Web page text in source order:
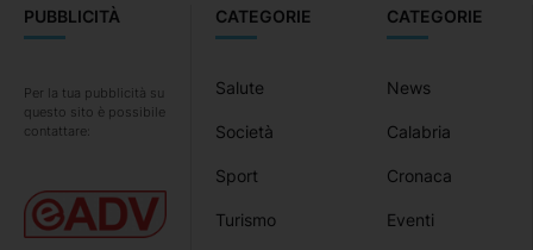
CATEGORIE
News
Calabria
Cronaca
Eventi
CATEGORIE
Salute
Società
Sport
Turismo
PUBBLICITÀ
Per la tua pubblicità su
questo sito è possibile
contattare: